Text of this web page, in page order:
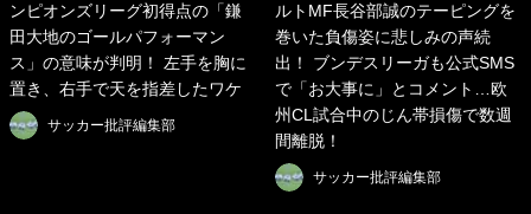
ンピオンズリーグ初得点の「鎌
田大地のゴールパフォーマン
ス」の意味が判明！ 左手を胸に
置き、右手で天を指差したワケ
サッカー批評編集部
ルトMF長谷部誠のテーピングを
巻いた負傷姿に悲しみの声続
出！ ブンデスリーガも公式SMS
で「お大事に」とコメント…欧
州CL試合中のじん帯損傷で数週
間離脱！
サッカー批評編集部